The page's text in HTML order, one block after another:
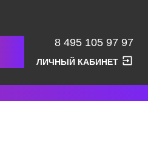
8 495 105 97 97
ЛИЧНЫЙ КАБИНЕТ